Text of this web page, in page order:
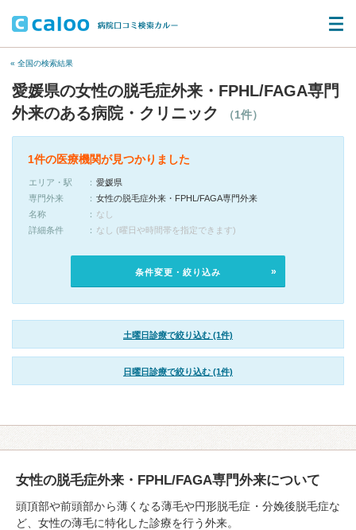
« 全国の検索結果
愛媛県の女性の脱毛症外来・FPHL/FAGA専門
外来のある病院・クリニック
（1件）
1件の医療機関が見つかりました
エリア・駅
愛媛県
専門外来
女性の脱毛症外来・FPHL/FAGA専門外来
名称
なし
詳細条件
なし (曜日や時間帯を指定できます)
条件変更・絞り込み
土曜日診療で絞り込む (1件)
日曜日診療で絞り込む (1件)
女性の脱毛症外来・FPHL/FAGA専門外来について
頭頂部や前頭部から薄くなる薄毛や円形脱毛症・分娩後脱毛症な
ど、女性の薄毛に特化した診療を行う外来。